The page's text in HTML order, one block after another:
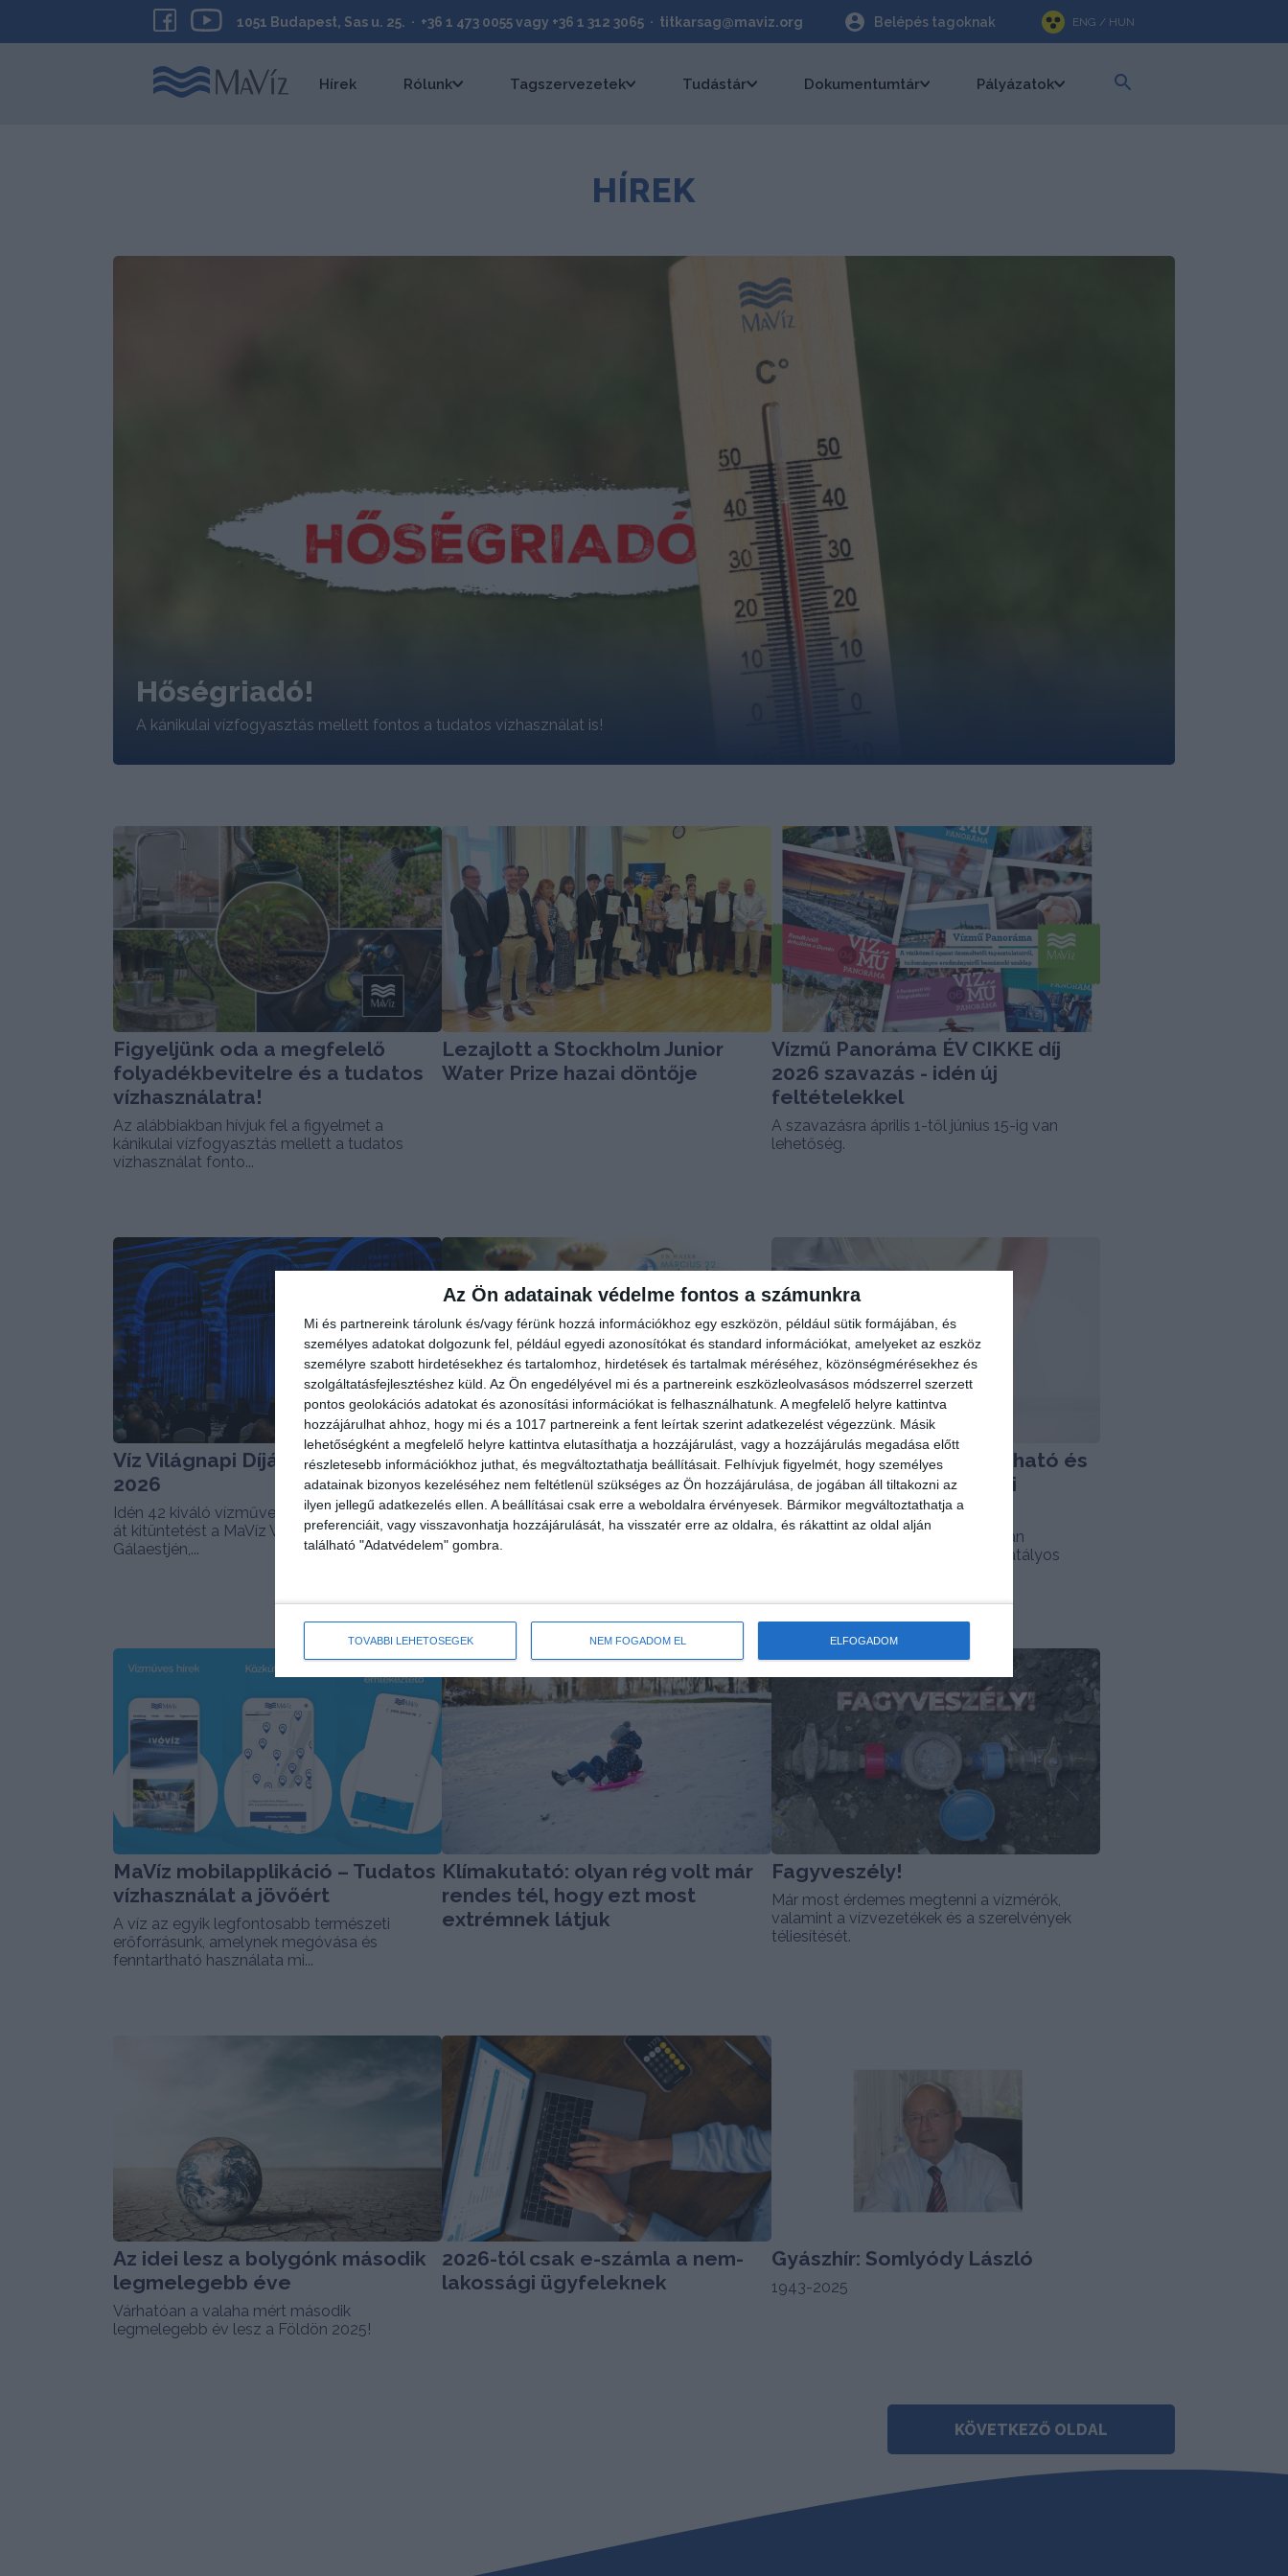
Az Ön adatainak védelme fontos a számunkra
Mi és partnereink tárolunk és/vagy férünk hozzá információkhoz egy eszközön, például sütik formájában, és
személyes adatokat dolgozunk fel, például egyedi azonosítókat és standard információkat, amelyeket az eszköz
személyre szabott hirdetésekhez és tartalomhoz, hirdetések és tartalmak méréséhez, közönségmérésekhez és
szolgáltatásfejlesztéshez küld. Az Ön engedélyével mi és a partnereink eszközleolvasásos módszerrel szerzett
pontos geolokációs adatokat és azonosítási információkat is felhasználhatunk. A megfelelő helyre kattintva
hozzájárulhat ahhoz, hogy mi és a 1017 partnereink a fent leírtak szerint adatkezelést végezzünk. Másik
lehetőségként a megfelelő helyre kattintva elutasíthatja a hozzájárulást, vagy a hozzájárulás megadása előtt
részletesebb információkhoz juthat, és megváltoztathatja beállításait. Felhívjuk figyelmét, hogy személyes
adatainak bizonyos kezeléséhez nem feltétlenül szükséges az Ön hozzájárulása, de jogában áll tiltakozni az
ilyen jellegű adatkezelés ellen. A beállításai csak erre a weboldalra érvényesek. Bármikor megváltoztathatja a
preferenciáit, vagy visszavonhatja hozzájárulását, ha visszatér erre az oldalra, és rákattint az oldal alján
található "Adatvédelem" gombra.
TOVÁBBI LEHETŐSÉGEK NEM FOGADOM EL ELFOGADOM
1051 Budapest, Sas u. 25. · +36 1 473 0055 vagy +36 1 312 3065 · titkarsag@maviz.org Belépés tagoknak ENG / HUN
Hírek Rólunk Tagszervezetek Tudástár Dokumentumtár Pályázatok
HÍREK
Hőségriadó!
A kánikulai vízfogyasztás mellett fontos a tudatos vízhasználat is!
Figyeljünk oda a megfelelő
folyadékbevitelre és a tudatos
vízhasználatra!
Az alábbiakban hívjuk fel a figyelmet a
kánikulai vízfogyasztás mellett a tudatos
vízhasználat fonto...
Lezajlott a Stockholm Junior
Water Prize hazai döntője
Vízmű Panoráma ÉV CIKKE díj
2026 szavazás - idén új
feltételekkel
A szavazásra április 1-től június 15-ig van
lehetőség.
Víz Világnapi Díjátadó Gálaest
2026
Idén 42 kiváló vízműves szakember vehetett
át kitüntetést a MaVíz Víz Világnapi Díjátadó
Gálaestjén,...
A Víz Világnapja 2026 – Az esélyt
teremtő víz
A víziközmű ágazat legnagyobb ünnepét, a
Víz Világnapját minden évben március 22-én
ünnepeljük.
Biztonságosan fogyasztható és
egészséges a budapesti
vezetékes ivóvíz
A budapesti csapvíz biztonságosan
fogyasztható, megfelel minden hatályos
MaVíz mobilapplikáció – Tudatos
vízhasználat a jövőért
A víz az egyik legfontosabb természeti
erőforrásunk, amelynek megóvása és
fenntartható használata mi...
Klímakutató: olyan rég volt már
rendes tél, hogy ezt most
extrémnek látjuk
Fagyveszély!
Már most érdemes megtenni a vízmérők,
valamint a vízvezetékek és a szerelvények
téliesítését.
Az idei lesz a bolygónk második
legmelegebb éve
Várhatóan a valaha mért második
legmelegebb év lesz a Földön 2025!
2026-tól csak e-számla a nem-
lakossági ügyfeleknek
Gyászhír: Somlyódy László
1943-2025
KÖVETKEZŐ OLDAL